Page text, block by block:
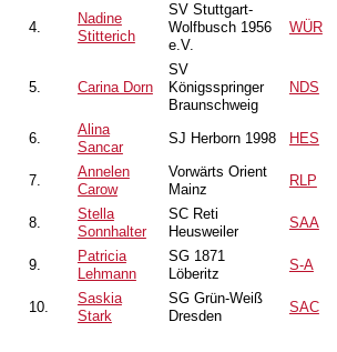
4.
Nadine
Stitterich
SV Stuttgart-
Wolfbusch 1956
e.V.
WÜR
5. Carina Dorn
SV
Königsspringer
Braunschweig
NDS
6.
Alina
Sancar
SJ Herborn 1998 HES
7.
Annelen
Carow
Vorwärts Orient
Mainz
RLP
8.
Stella
Sonnhalter
SC Reti
Heusweiler
SAA
9.
Patricia
Lehmann
SG 1871
Löberitz
S-A
10.
Saskia
Stark
SG Grün-Weiß
Dresden
SAC